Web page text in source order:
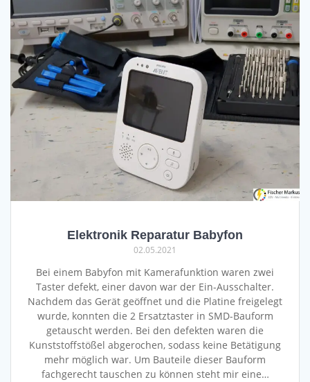
Elektronik Reparatur Babyfon
02.05.2021
Bei einem Babyfon mit Kamerafunktion waren zwei
Taster defekt, einer davon war der Ein-Ausschalter.
Nachdem das Gerät geöffnet und die Platine freigelegt
wurde, konnten die 2 Ersatztaster in SMD-Bauform
getauscht werden. Bei den defekten waren die
Kunststoffstößel abgerochen, sodass keine Betätigung
mehr möglich war. Um Bauteile dieser Bauform
fachgerecht tauschen zu können steht mir eine…